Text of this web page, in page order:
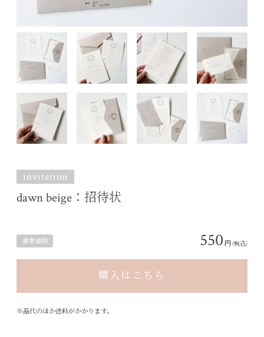
invitation
dawn beige：招待状
通常価格 550 円(税込)
購入はこちら
※品代のほか送料がかかります。